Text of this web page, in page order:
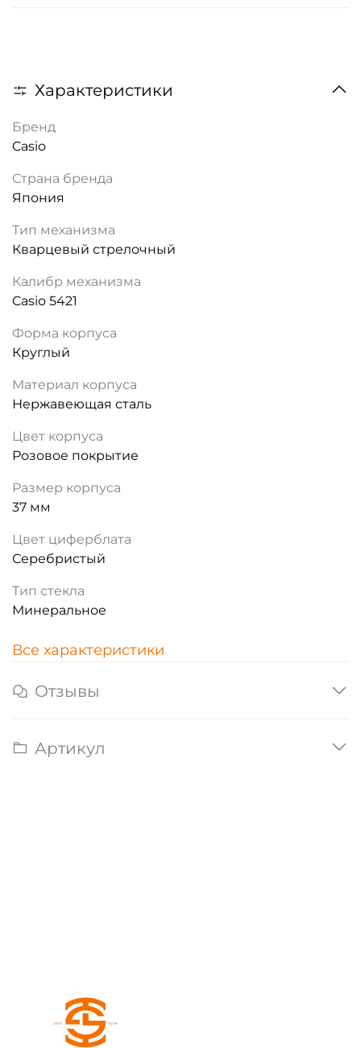
Характеристики
Бренд
Casio
Страна бренда
Япония
Тип механизма
Кварцевый стрелочный
Калибр механизма
Casio 5421
Форма корпуса
Круглый
Материал корпуса
Нержавеющая сталь
Цвет корпуса
Розовое покрытие
Размер корпуса
37 мм
Цвет циферблата
Серебристый
Тип стекла
Минеральное
Все характеристики
Отзывы
Артикул